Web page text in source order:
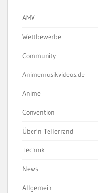
AMV
Wettbewerbe
Community
Animemusikvideos.de
Anime
Convention
Über'n Tellerrand
Technik
News
Allgemein